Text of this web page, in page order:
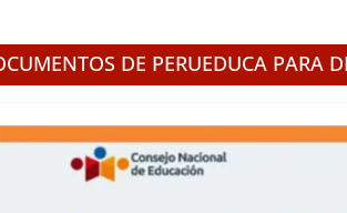
DE PERUEDUCA PARA